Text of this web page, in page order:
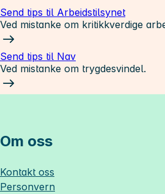
Send tips til Arbeidstilsynet
Ved mistanke om kritikkverdige
Send tips til Nav
Ved mistanke om trygdesvindel.
Om oss
Kontakt oss
Personvern